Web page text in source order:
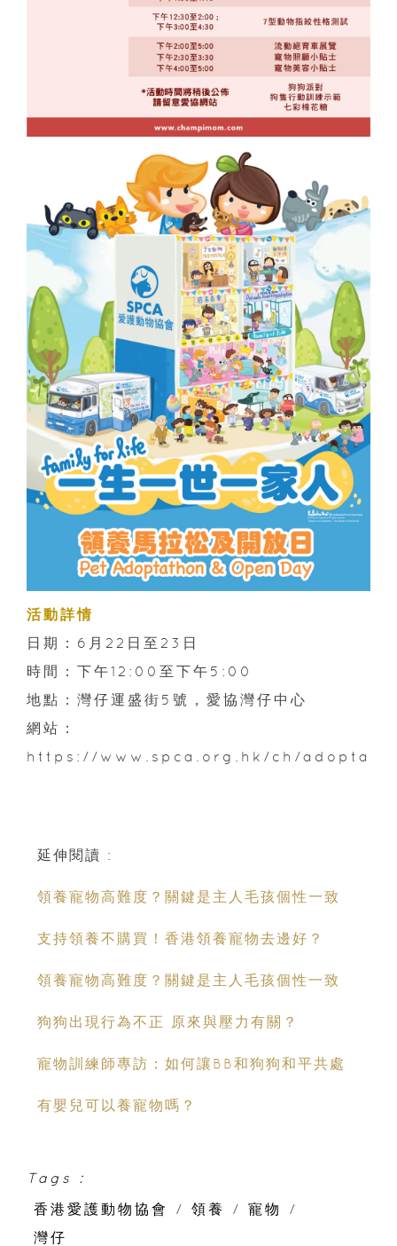
活動詳情
日期：6月22日至23日
時間：下午12:00至下午5:00
地點：灣仔運盛街5號，愛協灣仔中心
網站：
https://www.spca.org.hk/ch/
延伸閱讀 :
領養寵物高難度？關鍵是主人毛孩個性一致
支持領養不購買！香港領養寵物去邊好？
領養寵物高難度？關鍵是主人毛孩個性一致
狗狗出現行為不正 原來與壓力有關？
寵物訓練師專訪：如何讓BB和狗狗和平共處
有嬰兒可以養寵物嗎？
Tags :
香港愛護動物協會
/ 領養 / 寵物
/
灣仔